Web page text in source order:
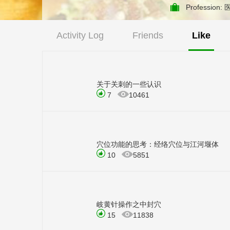
Profession:
Activity Log Friends Like
关于关刺的一些认识
7
10461
穴位功能的思考：经络穴位与江河堰体
10
5851
岐黄针操作之中封穴
15
11838